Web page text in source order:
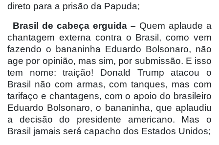
direto para a prisão da Papuda;
Brasil de cabeça erguida – Quem aplaude a
chantagem externa contra o Brasil, como vem
fazendo o bananinha Eduardo Bolsonaro, não
age por opinião, mas sim, por submissão. E isso
tem nome: traição! Donald Trump atacou o
Brasil não com armas, com tanques, mas com
tarifaço e chantagens, com o apoio do brasileiro
Eduardo Bolsonaro, o bananinha, que aplaudiu
a decisão do presidente americano. Mas o
Brasil jamais será capacho dos Estados Unidos;